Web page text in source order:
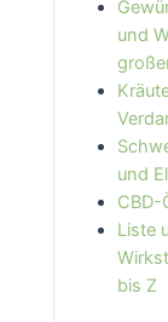
und
und
CBD-
Liste
bis Z